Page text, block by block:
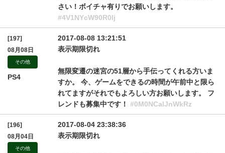
さい！ボイチャ有りでお願いします。
#4V1NYcW90R0lj
[197]
08月08日
その他
PS4
2017-08-08 13:21:51
表示期限切れ
無限変遷の迷宮の51層から手伝ってくれる方いま
すか。 今、ゲームをできるの時間が午前中と限ら
れてますがそれでもよろしい方お願いします。 フ
レンドも募集中です！ #0M0NCalJnWkRz
[196]
08月04日
その他
2017-08-04 23:38:36
表示期限切れ